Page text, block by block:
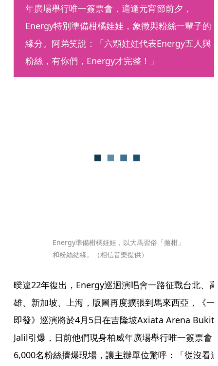
年廣場舉行唯一簽票會，適逢元宵節前夕，
Energy特別準備柑橘娃娃，象徵與粉絲一輩子的
緣分。阿弟笑說：「六顆娃娃代表Energy五人與
粉絲，有你們，Energy才完整！」
Energy準備柑橘娃娃，以大馬習俗「拋柑」
和粉絲結緣。（相信音樂提供）
暌違22年復出，Energy巡迴演唱會一路征戰台北、高
雄、新加坡、上海，版圖再度擴張到馬來西亞，《一
即發》巡演將於4月5日在吉隆坡Axiata Arena Bukit
Jalil引爆，日前他們現身柏威年廣場舉行唯一簽票會
6,000名粉絲擠爆現場，讓主辦單位驚呼：「從沒看